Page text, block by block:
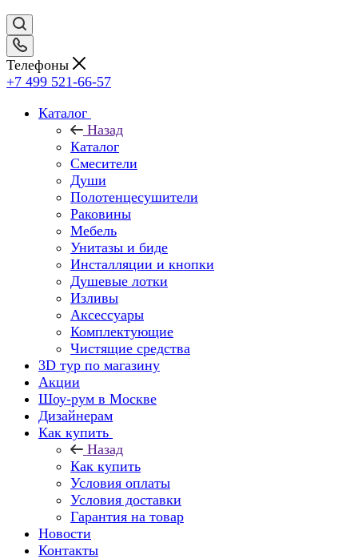
Телефоны
+7 499 521-66-57
Каталог
Назад
Каталог
Смесители
Души
Полотенцесушители
Раковины
Мебель
Унитазы и биде
Инсталляции и кнопки
Душевые лотки
Изливы
Аксессуары
Комплектующие
Чистящие средства
3D тур по магазину
Акции
Шоу-рум в Москве
Дизайнерам
Как купить
Назад
Как купить
Условия оплаты
Условия доставки
Гарантия на товар
Новости
Контакты